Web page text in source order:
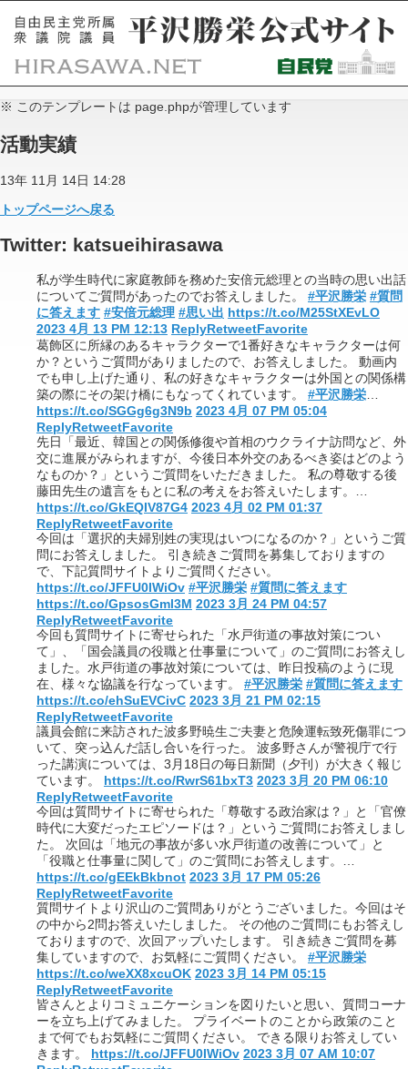
※ このテンプレートは page.phpが管理しています
活動実績
13年 11月 14日 14:28
トップページへ戻る
Twitter: katsueihirasawa
私が学生時代に家庭教師を務めた安倍元総理との当時の思い出話
についてご質問があったのでお答えしました。 #平沢勝栄 #質問
に答えます #安倍元総理 #思い出 https://t.co/M25StXEvLO
2023 4月 13 PM 12:13 ReplyRetweetFavorite
葛飾区に所縁のあるキャラクターで1番好きなキャラクターは何
か？というご質問がありましたので、お答えしました。 動画内
でも申し上げた通り、私の好きなキャラクターは外国との関係構
築の際にその架け橋にもなってくれています。 #平沢勝栄
https://t.co/SGGg6g3N9b 2023 4月 07 PM 05:04
ReplyRetweetFavorite
先日「最近、韓国との関係修復や首相のウクライナ訪問など、外
交に進展がみられますが、今後日本外交のあるべき姿はどのよう
なものか？」というご質問をいただきました。 私の尊敬する後
藤田先生の遺言をもとに私の考えをお答えいたします。…
https://t.co/GkEQIV87G4 2023 4月 02 PM 01:37
ReplyRetweetFavorite
今回は「選択的夫婦別姓の実現はいつになるのか？」というご質
問にお答えしました。 引き続きご質問を募集しておりますの
で、下記質問サイトよりご質問ください。
https://t.co/JFFU0IWiOv #平沢勝栄 #質問に答えます
https://t.co/GpsosGml3M 2023 3月 24 PM 04:57
ReplyRetweetFavorite
今回も質問サイトに寄せられた「水戸街道の事故対策につい
て」、「国会議員の役職と仕事量について」のご質問にお答えし
ました。水戸街道の事故対策については、昨日投稿のように現
在、様々な協議を行なっています。 #平沢勝栄 #質問に答えます
https://t.co/ehSuEVCivC 2023 3月 21 PM 02:15
ReplyRetweetFavorite
議員会館に来訪された波多野暁生ご夫妻と危険運転致死傷罪につ
いて、突っ込んだ話し合いを行った。 波多野さんが警視庁で行
った講演については、3月18日の毎日新聞（夕刊）が大きく報じ
ています。 https://t.co/RwrS61bxT3 2023 3月 20 PM 06:10
ReplyRetweetFavorite
今回は質問サイトに寄せられた「尊敬する政治家は？」と「官僚
時代に大変だったエピソードは？」というご質問にお答えしまし
た。 次回は「地元の事故が多い水戸街道の改善について」と
「役職と仕事量に関して」のご質問にお答えします。…
https://t.co/gEEkBkbnot 2023 3月 17 PM 05:26
ReplyRetweetFavorite
質問サイトより沢山のご質問ありがとうございました。今回はそ
の中から2問お答えいたしました。 その他のご質問にもお答えし
ておりますので、次回アップいたします。 引き続きご質問を募
集していますので、お気軽にご質問ください。 #平沢勝栄
https://t.co/weXX8xcuOK 2023 3月 14 PM 05:15
ReplyRetweetFavorite
皆さんとよりコミュニケーションを図りたいと思い、質問コーナ
ーを立ち上げてみました。 プライベートのことから政策のこと
まで何でもお気軽にご質問ください。 できる限りお答えしてい
きます。 https://t.co/JFFU0IWiOv 2023 3月 07 AM 10:07